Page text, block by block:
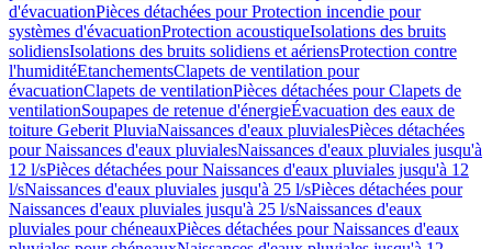
d'évacuationPièces détachées pour Protection incendie pour
systèmes d'évacuationProtection acoustiqueIsolations des bruits
solidiensIsolations des bruits solidiens et aériensProtection contre
l'humiditéEtanchementsClapets de ventilation pour
évacuationClapets de ventilationPièces détachées pour Clapets de
ventilationSoupapes de retenue d'énergieÉvacuation des eaux de
toiture Geberit PluviaNaissances d'eaux pluvialesPièces détachées
pour Naissances d'eaux pluvialesNaissances d'eaux pluviales jusqu'à
12 l/sPièces détachées pour Naissances d'eaux pluviales jusqu'à 12
l/sNaissances d'eaux pluviales jusqu'à 25 l/sPièces détachées pour
Naissances d'eaux pluviales jusqu'à 25 l/sNaissances d'eaux
pluviales pour chéneauxPièces détachées pour Naissances d'eaux